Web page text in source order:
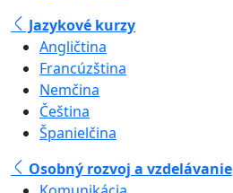
Jazykové kurzy
Angličtina
Francúzština
Nemčina
Čeština
Španielčina
Osobný rozvoj a vzdelávanie